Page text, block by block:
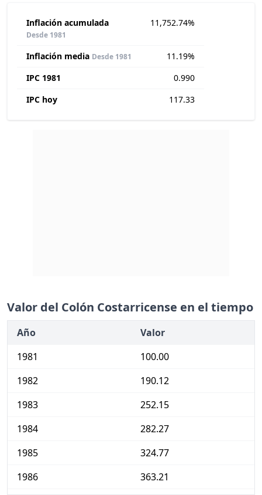
Inflación acumulada
Desde 1981
11,752.74%
Inflación media Desde 1981
11.19%
IPC 1981
0.990
IPC hoy
117.33
Valor del Colón Costarricense en el tiempo
Año
Valor
1981
100.00
1982
190.12
1983
252.15
1984
282.27
1985
324.77
1986
363.21